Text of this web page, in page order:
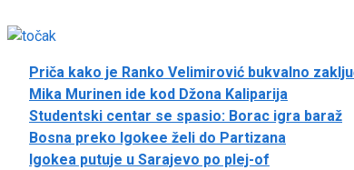
Priča kako je Ranko Velimirović bukvalno
Mika Murinen ide kod Džona Kaliparija
Studentski centar se spasio: Borac igra baraž
Bosna preko Igokee želi do Partizana
Igokea putuje u Sarajevo po plej-of